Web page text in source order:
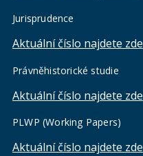
Jurisprudence
Aktuální číslo najdete zde
Právněhistorické studie
Aktuální číslo najdete zde
PLWP (Working Papers)
Aktuální číslo najdete zde